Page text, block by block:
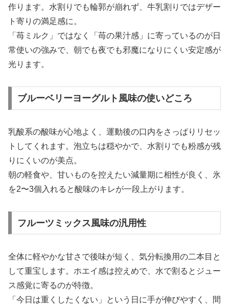
作ります。水割りでも輪郭が崩れず、牛乳割りではデザー
ト寄りの満足感に。
「苺ミルク」ではなく「苺の果汁感」に寄っているのが日
常使いの強みで、朝でも夜でも邪魔になりにくい安定感が
光ります。
ブルーベリーヨーグルト風味の使いどころ
乳酸系の酸味が心地よく、運動後の口内をさっぱりリセッ
トしてくれます。泡立ちは穏やかで、水割りでも粉感が残
りにくいのが美点。
朝の軽食や、甘いものを控えたい減量期に相性が良く、氷
を2〜3個入れると酸味のキレが一段上がります。
フルーツミックス風味の汎用性
全体に軽やかな甘さで後味が短く、気分転換用の二本目と
して重宝します。ホエイ感は控えめで、水で割るとジュー
ス感覚に寄るのが特徴。
「今日は重くしたくない」という日に手が伸びやすく、間